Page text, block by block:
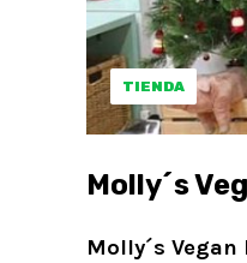
TIENDA
Molly´s
Molly´s